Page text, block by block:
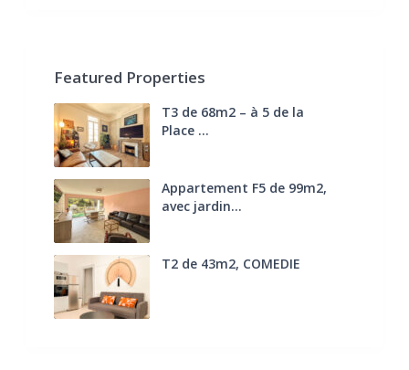
Featured Properties
T3 de 68m2 – à 5 de la
Place ...
Appartement F5 de 99m2,
avec jardin...
T2 de 43m2, COMEDIE